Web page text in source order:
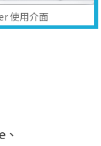
使用介面